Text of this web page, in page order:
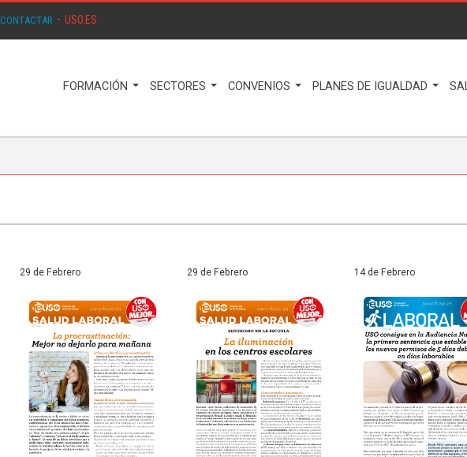
CONTACTAR · USO.ES
FORMACIÓN SECTORES CONVENIOS PLANES DE IGUALDAD
29 de Febrero 29 de Febrero 14 de Febrero